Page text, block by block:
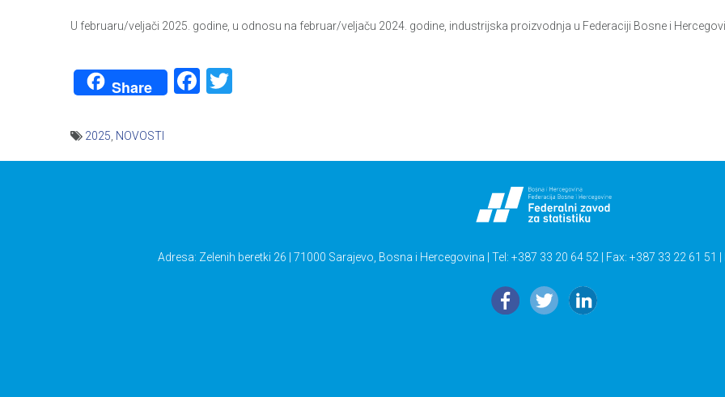
U februaru/veljači 2025. godine, u odnosu na februar/veljaču 2024. godine, industrijska proizvodnja u Federaciji Bosne i
Share Facebook
2025 NOVOSTI
Adresa: Zelenih beretki 26 | 71000 Sarajevo, Bosna i Hercegovina | Tel: +387 33 20 64 52 | Fax: +387 33 22 61 51 |